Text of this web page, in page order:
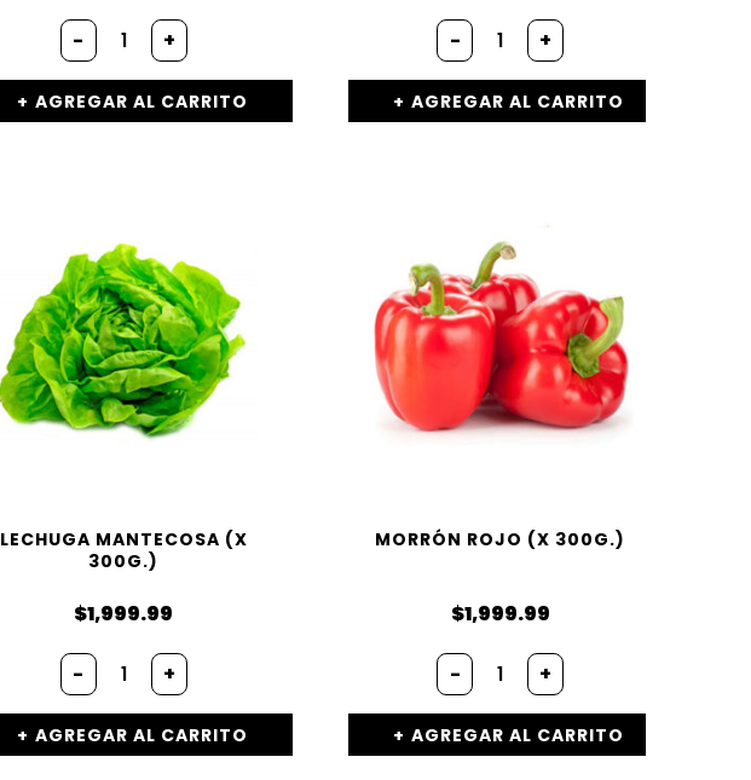
- +
AGREGAR AL CARRITO
- +
AGREGAR AL CARRITO
LECHUGA MANTECOSA (X
300G.)
$1,999.99
- +
AGREGAR AL CARRITO
MORRÓN ROJO (X 300G.)
$1,999.99
- +
AGREGAR AL CARRITO